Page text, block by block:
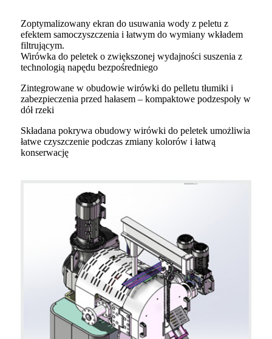
Zoptymalizowany ekran do usuwania wody z peletu z
efektem samoczyszczenia i łatwym do wymiany wkładem
filtrującym.
Wirówka do peletek o zwiększonej wydajności suszenia z
technologią napędu bezpośredniego
Zintegrowane w obudowie wirówki do pelletu tłumiki i
zabezpieczenia przed hałasem – kompaktowe podzespoły w
dół rzeki
Składana pokrywa obudowy wirówki do peletek umożliwia
łatwe czyszczenie podczas zmiany kolorów i łatwą
konserwację